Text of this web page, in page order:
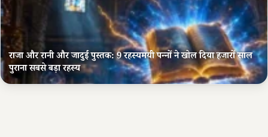
राजा और रानी और जादुई पुस्तक: 9 रहस्यमयी पन्नों ने खोल दिया हजारों साल
पुराना सबसे बड़ा रहस्य